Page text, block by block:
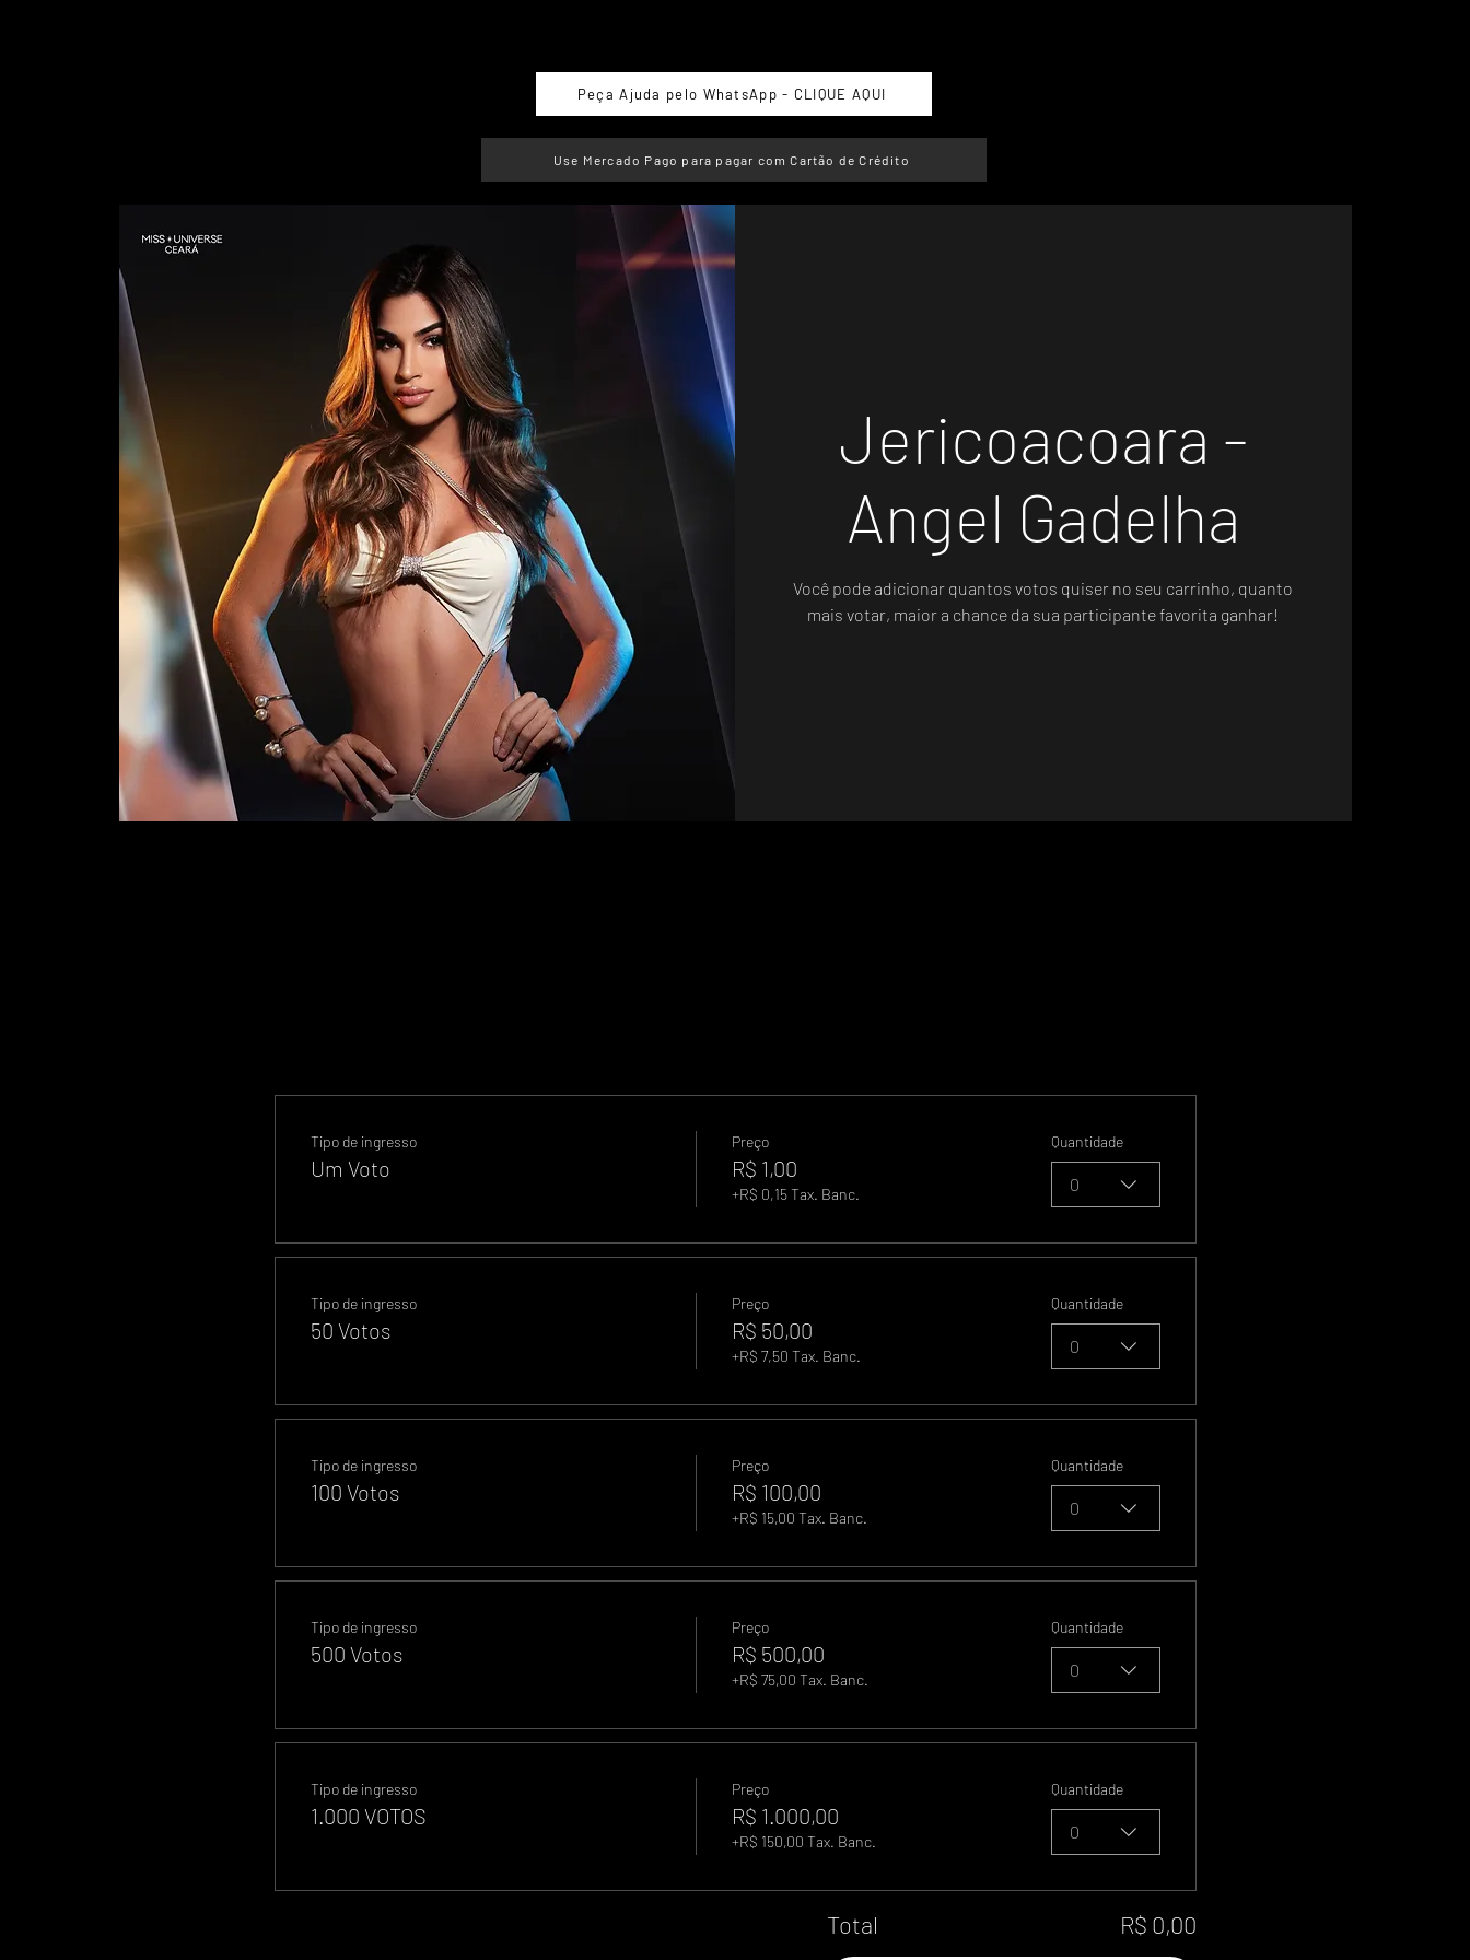
Peça Ajuda pelo WhatsApp - CLIQUE AQUI
Use Mercado Pago para pagar com Cartão de Crédito
Jericoacoara -
Angel Gadelha
Você pode adicionar quantos votos quiser no seu carrinho, quanto
mais votar, maior a chance da sua participante favorita ganhar!
Tipo de ingresso
Um Voto
Preço
R$ 1,00
+R$ 0,15 Tax. Banc.
Quantidade
0
Tipo de ingresso
50 Votos
Preço
R$ 50,00
+R$ 7,50 Tax. Banc.
Quantidade
0
Tipo de ingresso
100 Votos
Preço
R$ 100,00
+R$ 15,00 Tax. Banc.
Quantidade
0
Tipo de ingresso
500 Votos
Preço
R$ 500,00
+R$ 75,00 Tax. Banc.
Quantidade
0
Tipo de ingresso
1.000 VOTOS
Preço
R$ 1.000,00
+R$ 150,00 Tax. Banc.
Quantidade
0
Total R$ 0,00